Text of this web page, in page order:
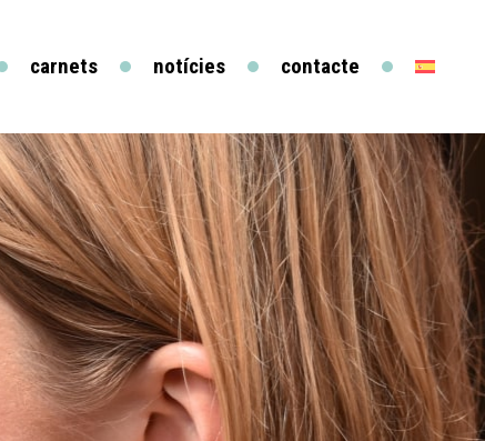
carnets notícies contacte